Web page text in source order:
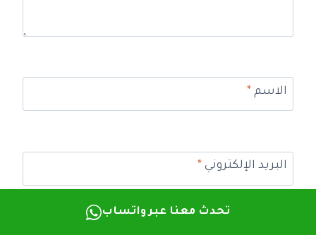
تحدث معنا عبر واتساب
الاسم *
البريد الإلكتروني *